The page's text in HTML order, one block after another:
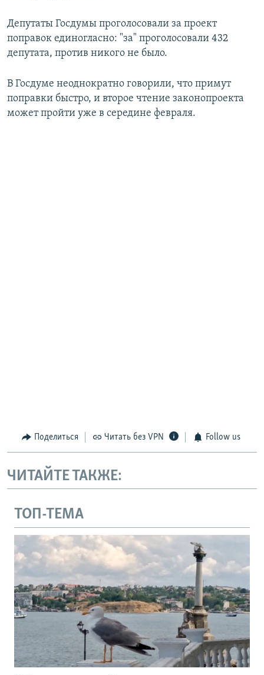
Депутаты Госдумы проголосовали за проект
поправок единогласно: "за" проголосовали 432
депутата, против никого не было.
В Госдуме неоднократно говорили, что примут
поправки быстро, и второе чтение законопроекта
может пройти уже в середине февраля.
Поделиться Читать без VPN Follow us
ЧИТАЙТЕ ТАКЖЕ:
ТОП-ТЕМА